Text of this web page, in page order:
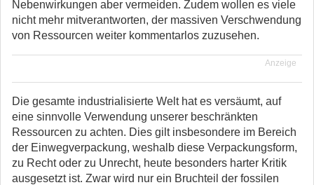
Nebenwirkungen aber vermeiden. Zudem wollen es viele
nicht mehr mitverantworten, der massiven Verschwendung
von Ressourcen weiter kommentarlos zuzusehen.
Anzeige
Die gesamte industrialisierte Welt hat es versäumt, auf
eine sinnvolle Verwendung unserer beschränkten
Ressourcen zu achten. Dies gilt insbesondere im Bereich
der Einwegverpackung, weshalb diese Verpackungsform,
zu Recht oder zu Unrecht, heute besonders harter Kritik
ausgesetzt ist. Zwar wird nur ein Bruchteil der fossilen